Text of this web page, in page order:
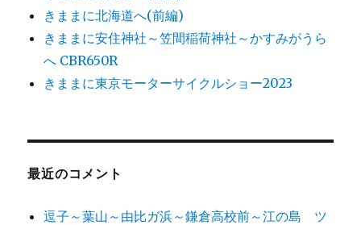
きままに北海道へ(前編)
きままに安住神社～笠間稲荷神社～かすみがうら
へ CBR650R
きままに東京モーターサイクルショー2023
最近のコメント
逗子～葉山～由比ガ浜～鎌倉高校前～江の島 ツ